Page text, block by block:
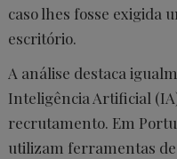
caso lhes fosse exigida
escritório.
A análise destaca
Inteligência Artificial
recrutamento. Em
utilizam ferramentas